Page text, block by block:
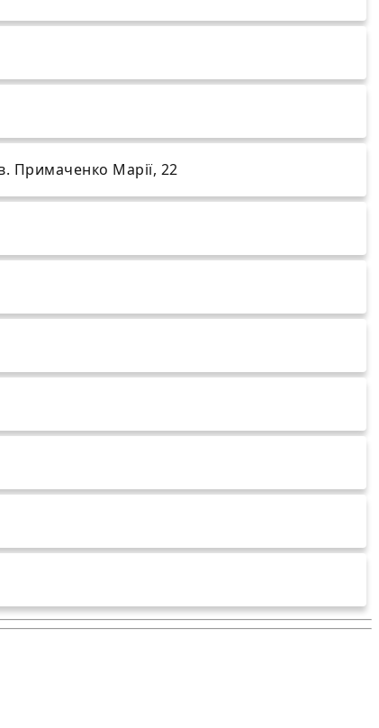
Примаченко Марії, 22